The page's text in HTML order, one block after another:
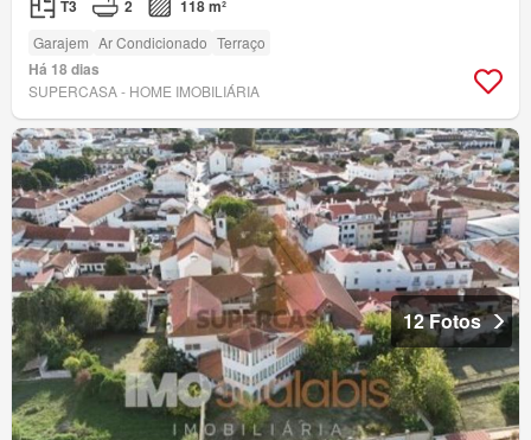
T3 2 118 m²
Garajem Ar Condicionado Terraço
Há 18 dias
SUPERCASA - HOME IMOBILIÁRIA
12 Fotos